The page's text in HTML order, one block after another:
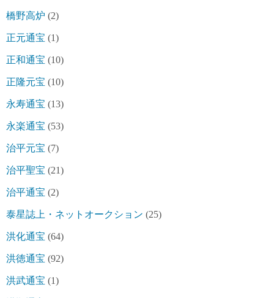
橋野高炉 (2)
正元通宝 (1)
正和通宝 (10)
正隆元宝 (10)
永寿通宝 (13)
永楽通宝 (53)
治平元宝 (7)
治平聖宝 (21)
治平通宝 (2)
泰星誌上・ネットオークション (25)
洪化通宝 (64)
洪徳通宝 (92)
洪武通宝 (1)